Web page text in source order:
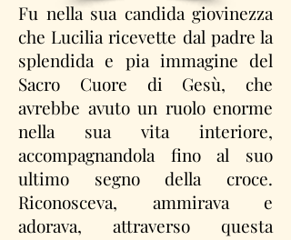
Fu nella sua candida giovinezza
che Lucilia ricevette dal padre la
splendida e pia immagine del
Sacro Cuore di Gesù, che
avrebbe avuto un ruolo enorme
nella sua vita interiore,
accompagnandola fino al suo
ultimo segno della croce.
Riconosceva, ammirava e
adorava, attraverso questa